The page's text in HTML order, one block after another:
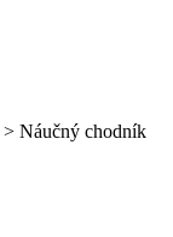
> Náučný chodník